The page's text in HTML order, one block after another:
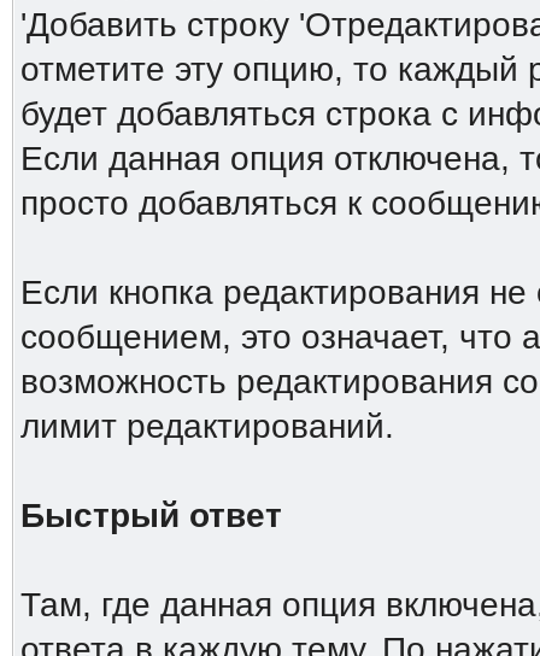
'Добавить строку
отметите эту опцию, то каждый
будет добавляться строка с
Если данная опция отключена,
просто добавляться к
Если кнопка редактирования
сообщением, это означает, что
возможность редактирования
лимит редактирований.
Быстрый ответ
Там, где данная опция